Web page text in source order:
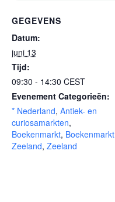
GEGEVENS
Datum:
juni 13
Tijd:
09:30 - 14:30 CEST
Evenement Categorieën:
* Nederland, Antiek- en
curiosamarkten,
Boekenmarkt, Boekenmarkt
Zeeland, Zeeland